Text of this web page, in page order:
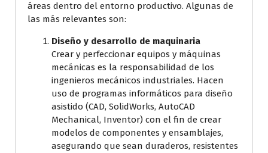
áreas dentro del entorno productivo. Algunas de
las más relevantes son:
Diseño y desarrollo de maquinaria
Crear y perfeccionar equipos y máquinas
mecánicas es la responsabilidad de los
ingenieros mecánicos industriales. Hacen
uso de programas informáticos para diseño
asistido (CAD, SolidWorks, AutoCAD
Mechanical, Inventor) con el fin de crear
modelos de componentes y ensamblajes,
asegurando que sean duraderos, resistentes